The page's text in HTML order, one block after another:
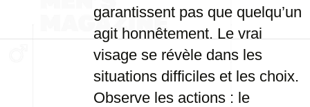
garantissent pas que quelqu’un
agit honnêtement. Le vrai
visage se révèle dans les
situations difficiles et les choix.
Observe les actions : le